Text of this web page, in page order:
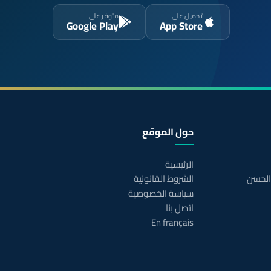
تحميل على
App Store
متوفر على
Google Play
حول الموقع
الرئيسية
الشروط القانونية
سياسة الخصوصية
اتصل بنا
En français